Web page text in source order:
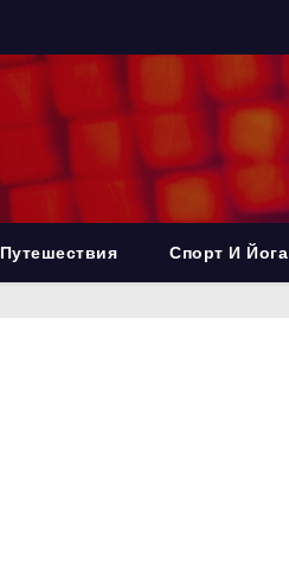
Путешествия Спорт И Йога